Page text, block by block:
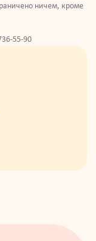
ничем, кроме
55-90